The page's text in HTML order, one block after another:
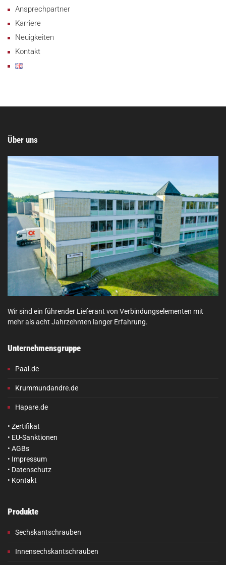
Ansprechpartner
Karriere
Neuigkeiten
Kontakt
Über uns
Wir sind ein führender Lieferant von Verbindungselementen mit
mehr als acht Jahrzehnten langer Erfahrung.
Unternehmensgruppe
Paal.de
Krummundandre.de
Hapare.de
• Zertifikat
• EU-Sanktionen
• AGBs
• Impressum
• Datenschutz
• Kontakt
Produkte
Sechskantschrauben
Innensechskantschrauben